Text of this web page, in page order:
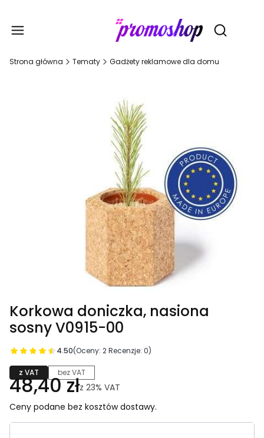
Otwórz
Strona główna Tematy Gadżety reklamowe dla domu
Korkowa doniczka, nasiona
sosny V0915-00
4.50(Oceny: 2 Recenzje: 0)
z VAT bez VAT
48,40 złz 23% VAT
Ceny podane bez kosztów dostawy.